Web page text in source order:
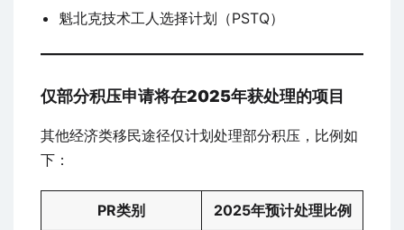
魁北克技术工人选择计划（PSTQ）
仅部分积压申请将在2025年获处理的项目
其他经济类移民途径仅计划处理部分积压，比例如
下：
PR类别 2025年预计处理比例